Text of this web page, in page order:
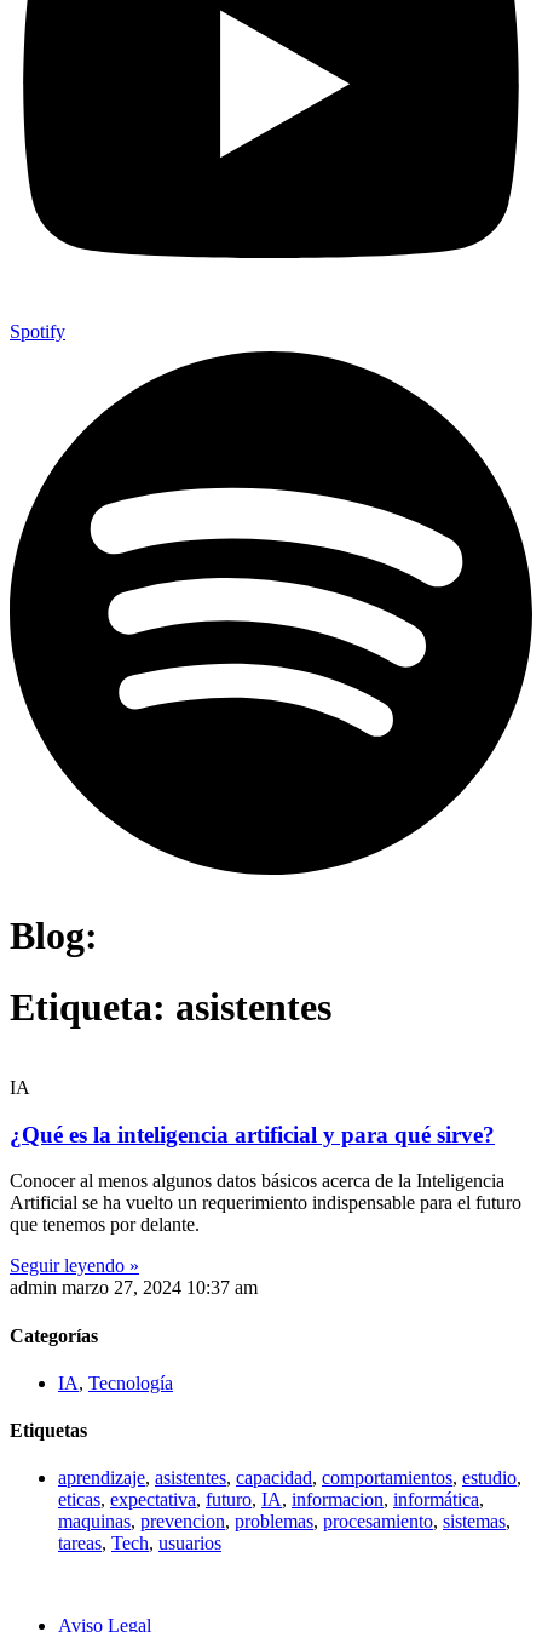
Spotify
Blog:
Etiqueta: asistentes
IA
¿Qué es la inteligencia artificial y para qué sirve?
Conocer al menos algunos datos básicos acerca de la Inteligencia
Artificial se ha vuelto un requerimiento indispensable para el futuro
que tenemos por delante.
Seguir leyendo »
admin marzo 27, 2024 10:37 am
Categorías
IA, Tecnología
Etiquetas
aprendizaje, asistentes, capacidad, comportamientos, estudio,
eticas, expectativa, futuro, IA, informacion, informática,
maquinas, prevencion, problemas, procesamiento, sistemas,
tareas, Tech, usuarios
Aviso Legal